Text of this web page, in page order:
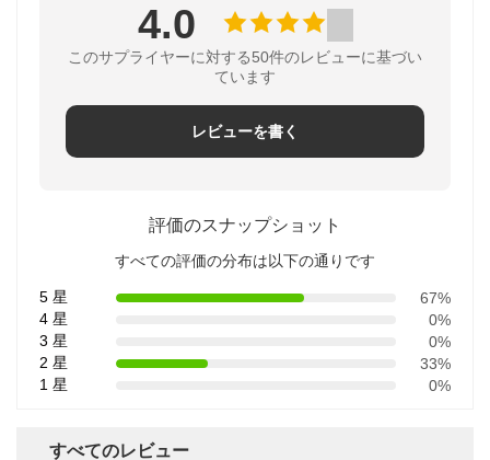
4.0
このサプライヤーに対する50件のレビューに基づい
ています
レビューを書く
評価のスナップショット
すべての評価の分布は以下の通りです
5 星
67%
4 星
0%
3 星
0%
2 星
33%
1 星
0%
すべてのレビュー